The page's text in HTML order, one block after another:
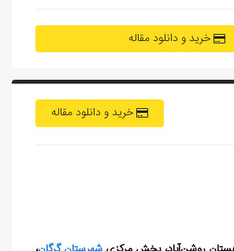
خرید و دانلود مقاله
خرید و دانلود مقاله